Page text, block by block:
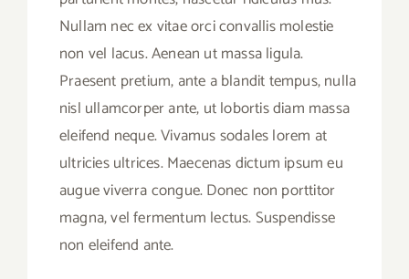
Nullam nec ex vitae orci convallis molestie
non vel lacus. Aenean ut massa ligula.
Praesent pretium, ante a blandit tempus, nulla
nisl ullamcorper ante, ut lobortis diam massa
eleifend neque. Vivamus sodales lorem at
ultricies ultrices. Maecenas dictum ipsum eu
augue viverra congue. Donec non porttitor
magna, vel fermentum lectus. Suspendisse
non eleifend ante.